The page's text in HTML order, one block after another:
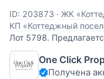
ID: 203873 · ЖК
КП «Коттеджный
Лот 5798.
ЖК «Жуковка Шале». В
спланировать
кухню, столовую, три
One Click
Получена